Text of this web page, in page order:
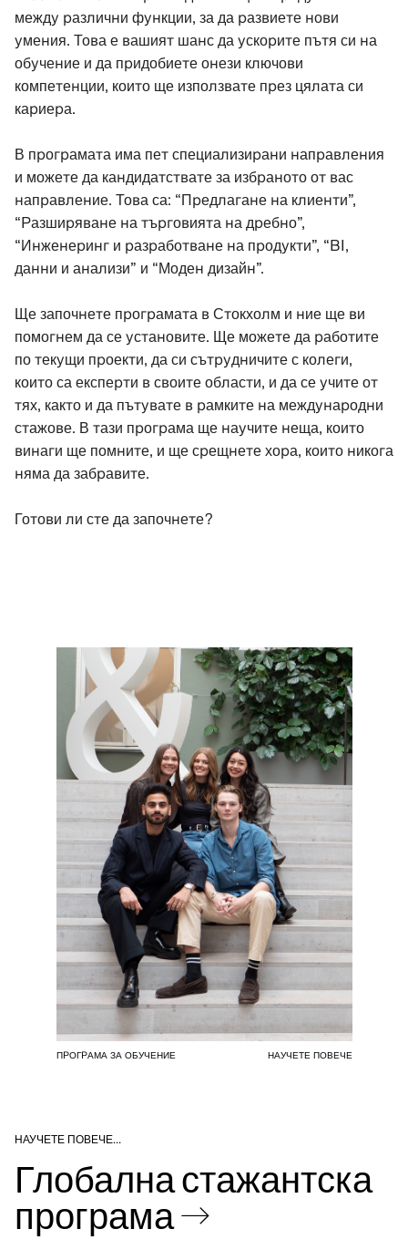
между различни функции, за да развиете нови
умения. Това е вашият шанс да ускорите пътя си на
обучение и да придобиете онези ключови
компетенции, които ще използвате през цялата си
кариера.
В програмата има пет специализирани направления
и можете да кандидатствате за избраното от вас
направление. Това са: “Предлагане на клиенти”,
“Разширяване на търговията на дребно”,
“Инженеринг и разработване на продукти”, “BI,
данни и анализи” и “Моден дизайн”.
Ще започнете програмата в Стокхолм и ние ще ви
помогнем да се установите. Ще можете да работите
по текущи проекти, да си сътрудничите с колеги,
които са експерти в своите области, и да се учите от
тях, както и да пътувате в рамките на международни
стажове. В тази програма ще научите неща, които
винаги ще помните, и ще срещнете хора, които никога
няма да забравите.
Готови ли сте да започнете?
ПРОГРАМА ЗА ОБУЧЕНИЕ НАУЧЕТЕ ПОВЕЧЕ
НАУЧЕТЕ ПОВЕЧЕ…
Глобална стажантска
програма →